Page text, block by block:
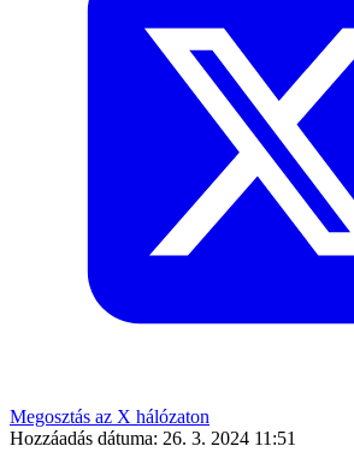
Megosztás az X hálózaton
Hozzáadás dátuma: 26. 3. 2024 11:51